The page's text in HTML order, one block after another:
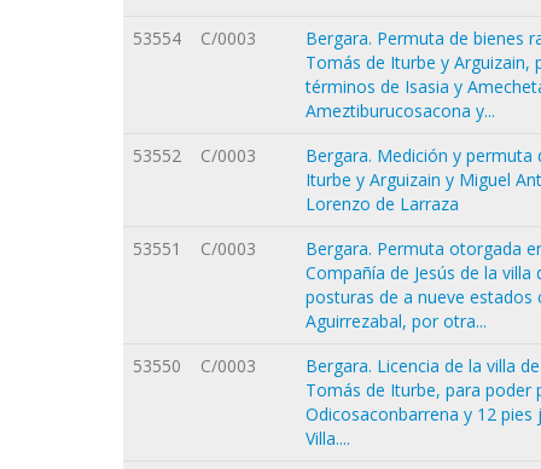
53554 C/0003
Bergara. Permuta de bienes
Tomás de Iturbe y Arguizain,
términos de Isasia y
Ameztiburucosacona y...
53552 C/0003
Bergara. Medición y
Iturbe y Arguizain y Miguel
Lorenzo de Larraza
53551 C/0003
Bergara. Permuta otorgada
Compañía de Jesús de la
posturas de a nueve estados
Aguirrezabal, por otra...
53550 C/0003
Bergara. Licencia de la villa
Tomás de Iturbe, para poder
Odicosaconbarrena y 12
Villa....